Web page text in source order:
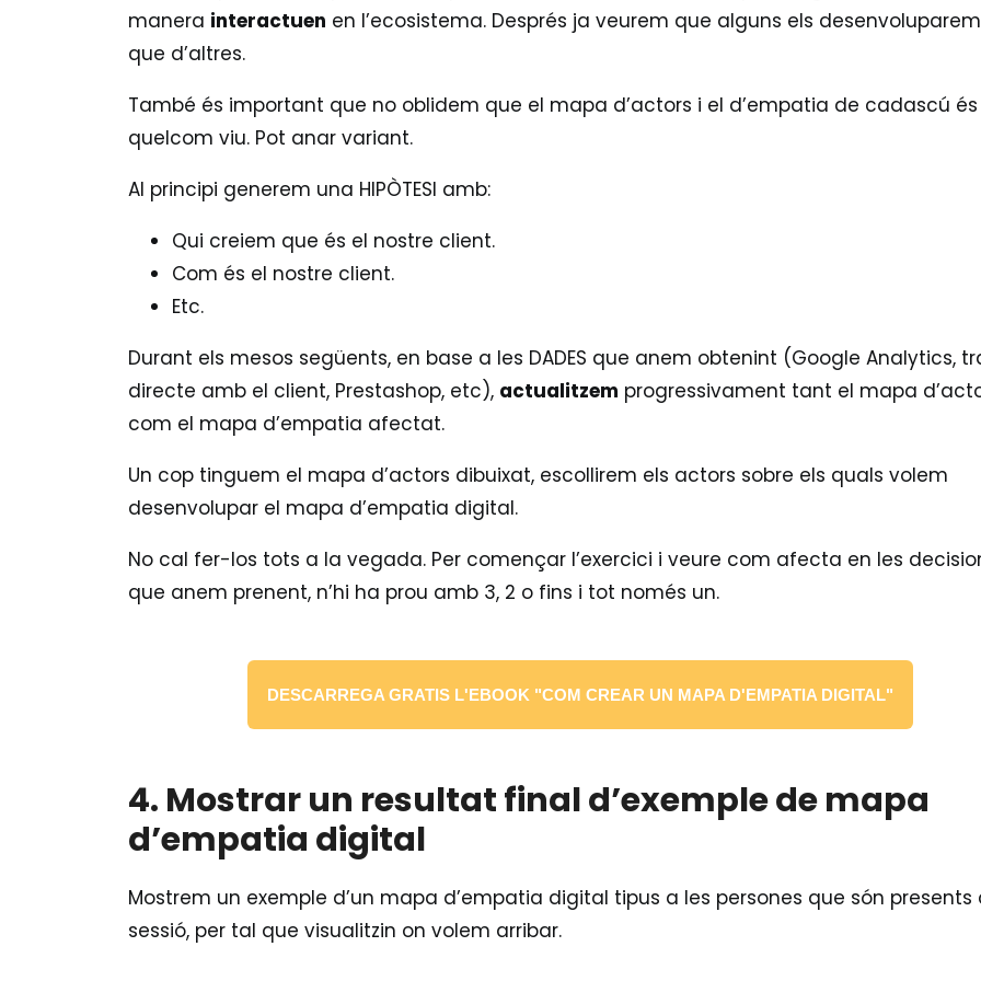
manera interactuen en l’ecosistema. Després ja veurem que alguns els
que d’altres.
També és important que no oblidem que el mapa d’actors i el d’empatia de cadascú és
quelcom viu. Pot anar variant.
Al principi generem una HIPÒTESI amb:
Qui creiem que és el nostre client.
Com és el nostre client.
Etc.
Durant els mesos següents, en base a les DADES que anem obtenint (Google Analytics,
directe amb el client, Prestashop, etc), actualitzem progressivament tant el mapa
com el mapa d’empatia afectat.
Un cop tinguem el mapa d’actors dibuixat, escollirem els actors sobre els quals volem
desenvolupar el mapa d’empatia digital.
No cal fer-los tots a la vegada. Per començar l’exercici i veure com afecta en les
que anem prenent, n’hi ha prou amb 3, 2 o fins i tot només un.
DESCARREGA GRATIS L'EBOOK "COM CREAR UN MAPA D'EMPATIA DIGITAL"
4. Mostrar un resultat final d’exemple de mapa
d’empatia digital
Mostrem un exemple d’un mapa d’empatia digital tipus a les persones que són presents
sessió, per tal que visualitzin on volem arribar.